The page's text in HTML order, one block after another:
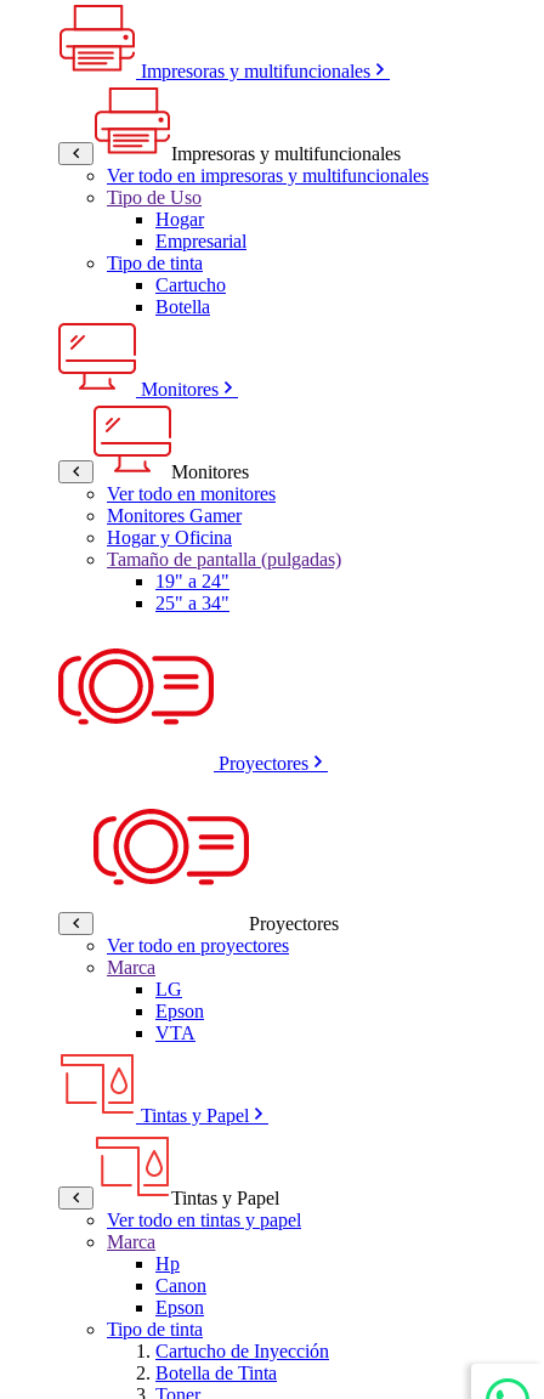
Impresoras y multifuncionales
Impresoras y multifuncionales
Ver todo en impresoras y multifuncionales
Tipo de Uso
Hogar
Empresarial
Tipo de tinta
Cartucho
Botella
Monitores
Monitores
Ver todo en monitores
Monitores Gamer
Hogar y Oficina
Tamaño de pantalla (pulgadas)
19" a 24"
25" a 34"
Proyectores
Proyectores
Ver todo en proyectores
Marca
LG
Epson
VTA
Tintas y Papel
Tintas y Papel
Ver todo en tintas y papel
Marca
Hp
Canon
Epson
Tipo de tinta
Cartucho de Inyección
Botella de Tinta
Toner